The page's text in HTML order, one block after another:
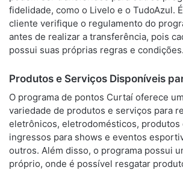
fidelidade, como o Livelo e o TudoAzul.
cliente verifique o regulamento do
antes de realizar a transferência, pois
possui suas próprias regras e condições.
Produtos e Serviços Disponíveis
O programa de pontos Curtaí oferece
variedade de produtos e serviços para
eletrônicos, eletrodomésticos, produtos
ingressos para shows e eventos
outros. Além disso, o programa possui
próprio, onde é possível resgatar